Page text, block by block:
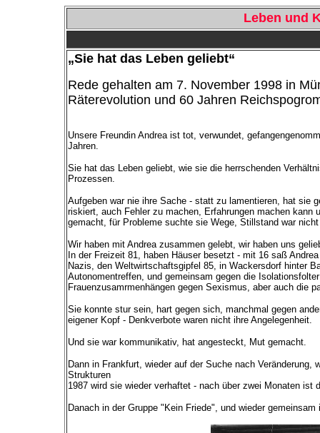
Leben und
„Sie hat das Leben geliebt“
Rede gehalten am 7. November 1998 in
Räterevolution und 60 Jahren
Unsere Freundin Andrea ist tot, verwundet,
Jahren.
Sie hat das Leben geliebt, wie sie die herrschenden
Prozessen.
Aufgeben war nie ihre Sache - statt zu lamentieren, hat sie
riskiert, auch Fehler zu machen, Erfahrungen machen
gemacht, für Probleme suchte sie Wege, Stillstand war
Wir haben mit Andrea zusammen gelebt, wir haben uns
In der Freizeit 81, haben Häuser besetzt - mit 16 saß
Nazis, den Weltwirtschaftsgipfel 85, in Wackersdorf hinter
Autonomentreffen, und gemeinsam gegen die
Frauenzusamrmenhängen gegen Sexismus, aber auch die
Sie konnte stur sein, hart gegen sich, manchmal gegen
eigener Kopf - Denkverbote waren nicht ihre Angelegenheit.
Und sie war kommunikativ, hat angesteckt, Mut gemacht.
Dann in Frankfurt, wieder auf der Suche nach
Strukturen
1987 wird sie wieder verhaftet - nach über zwei Monaten
Danach in der Gruppe "Kein Friede", und wieder